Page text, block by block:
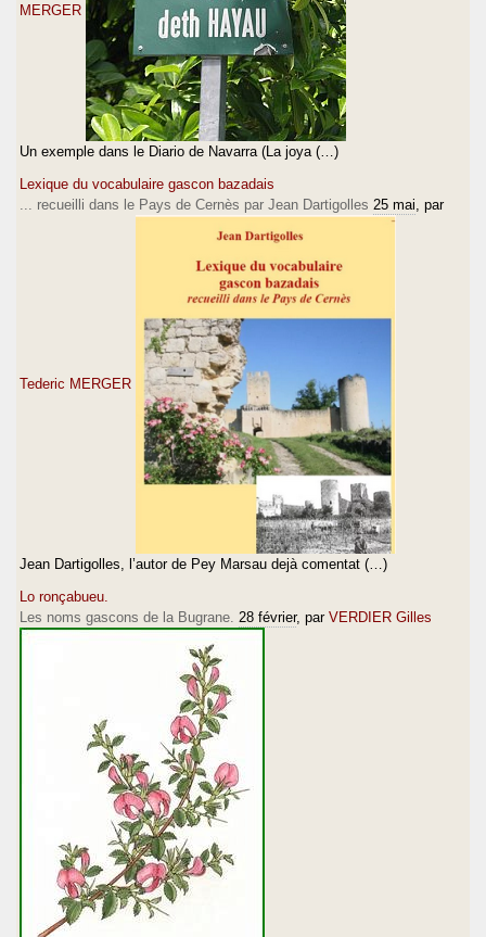
MERGER
Un exemple dans le Diario de Navarra (La joya (…)
Lexique du vocabulaire gascon bazadais
... recueilli dans le Pays de Cernès par Jean Dartigolles 25 mai, par
Tederic MERGER
Jean Dartigolles, l’autor de Pey Marsau dejà comentat (…)
Lo ronçabueu.
Les noms gascons de la Bugrane. 28 février, par VERDIER Gilles